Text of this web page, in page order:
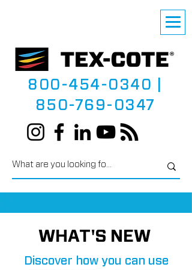
800-454-0340
850-769-0347
WHAT'S NEW
Discover how you can use